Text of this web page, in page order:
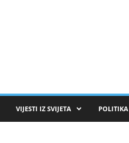
VIJESTI IZ SVIJETA POLITIKA